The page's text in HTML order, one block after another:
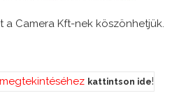
Camera Kft-nek köszönhetjük.
kattintson ide!